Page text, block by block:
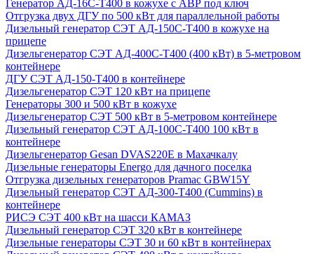
Генератор АД-16С-Т400 в кожухе с АВР под ключ
Отгрузка двух ДГУ по 500 кВт для параллельной работы
Дизельный генератор СЭТ АД-150С-Т400 в кожухе на
прицепе
Дизельгенератор СЭТ АД-400С-Т400 (400 кВт) в 5-метровом
контейнере
ДГУ СЭТ АД-150-Т400 в контейнере
Дизельгенератор СЭТ 120 кВт на прицепе
Генераторы 300 и 500 кВт в кожухе
Дизельгенератор СЭТ 500 кВт в 5-метровом контейнере
Дизельный генератор СЭТ АД-100С-Т400 100 кВт в
контейнере
Дизельгенератор Gesan DVAS220E в Махачкалу
Дизельные генераторы Energo для дачного поселка
Отгрузка дизельных генераторов Pramac GВW15Y
Дизельный генератор СЭТ АД-300-Т400 (Cummins) в
контейнере
РИСЭ СЭТ 400 кВт на шасси КАМАЗ
Дизельный генератор СЭТ 320 кВт в контейнере
Дизельные генераторы СЭТ 30 и 60 кВт в контейнерах